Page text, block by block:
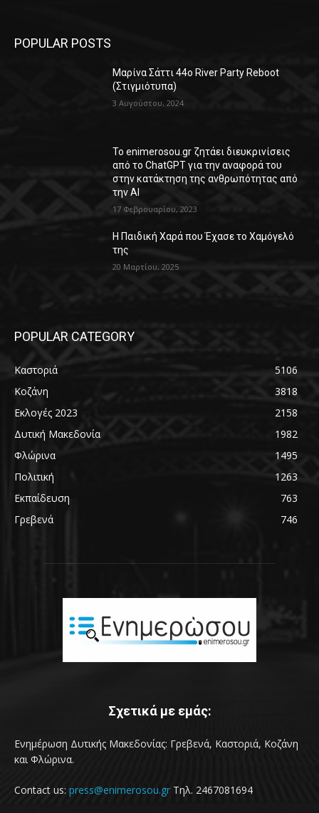
POPULAR POSTS
Μαρίνα Σάττι 44o River Party Reboot
(Στιγμιότυπα)
3 Αυγούστου, 2024
Το enimerosou.gr ζητάει διευκρινίσεις
από το ChatGPT για την αναφορά του
στην κατάκτηση της ανθρωπότητας από
την AI
17 Φεβρουαρίου, 2023
Η Παιδική Χαρά που Έχασε το Χαμόγελό
της
20 Μαρτίου, 2025
POPULAR CATEGORY
Καστοριά
5106
Κοζάνη
3818
Εκλογές 2023
2158
Δυτική Μακεδονία
1982
Φλώρινα
1495
Πολιτική
1263
Εκπαίδευση
763
Γρεβενά
746
Σχετικά με εμάς:
Ενημέρωση Δυτικής Μακεδονίας: Γρεβενά, Καστοριά, Κοζάνη
και Φλώρινα.
Contact us: press@enimerosou.gr Τηλ. 2467081694